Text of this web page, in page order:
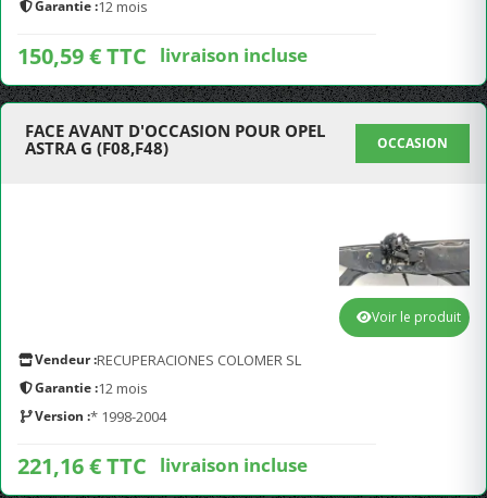
Garantie :12 mois
150,59 € TTC livraison incluse
FACE AVANT D'OCCASION POUR OPEL
ASTRA G (F08,F48)
OCCASION
Vendeur :RECUPERACIONES COLOMER SL
Garantie :12 mois
Version :* 1998-2004
221,16 € TTC livraison incluse
Voir le produit